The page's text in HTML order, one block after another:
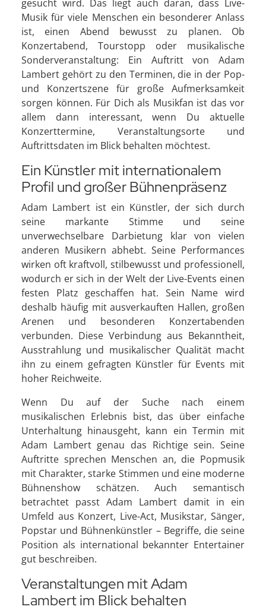
gesucht wird. Das liegt auch daran, dass Live-
Musik für viele Menschen ein besonderer Anlass
ist, einen Abend bewusst zu planen. Ob
Konzertabend, Tourstopp oder musikalische
Sonderveranstaltung: Ein Auftritt von Adam
Lambert gehört zu den Terminen, die in der Pop-
und Konzertszene für große Aufmerksamkeit
sorgen können. Für Dich als Musikfan ist das vor
allem dann interessant, wenn Du aktuelle
Konzerttermine, Veranstaltungsorte und
Auftrittsdaten im Blick behalten möchtest.
Ein Künstler mit internationalem
Profil und großer Bühnenpräsenz
Adam Lambert ist ein Künstler, der sich durch
seine markante Stimme und seine
unverwechselbare Darbietung klar von vielen
anderen Musikern abhebt. Seine Performances
wirken oft kraftvoll, stilbewusst und professionell,
wodurch er sich in der Welt der Live-Events einen
festen Platz geschaffen hat. Sein Name wird
deshalb häufig mit ausverkauften Hallen, großen
Arenen und besonderen Konzertabenden
verbunden. Diese Verbindung aus Bekanntheit,
Ausstrahlung und musikalischer Qualität macht
ihn zu einem gefragten Künstler für Events mit
hoher Reichweite.
Wenn Du auf der Suche nach einem
musikalischen Erlebnis bist, das über einfache
Unterhaltung hinausgeht, kann ein Termin mit
Adam Lambert genau das Richtige sein. Seine
Auftritte sprechen Menschen an, die Popmusik
mit Charakter, starke Stimmen und eine moderne
Bühnenshow schätzen. Auch semantisch
betrachtet passt Adam Lambert damit in ein
Umfeld aus Konzert, Live-Act, Musikstar, Sänger,
Popstar und Bühnenkünstler – Begriffe, die seine
Position als international bekannter Entertainer
gut beschreiben.
Veranstaltungen mit Adam
Lambert im Blick behalten